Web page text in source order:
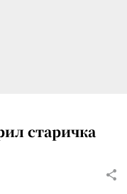
старичка